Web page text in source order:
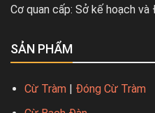
Cơ quan cấp: Sở kế hoạch và
SẢN PHẨM
Cừ Tràm | Đóng Cừ Tràm